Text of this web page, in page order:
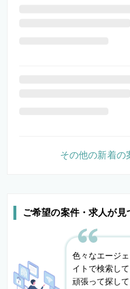
ご希望の案件・求人が見
色々なエージ
イトで検索して
頑張って探し
その他の新着の